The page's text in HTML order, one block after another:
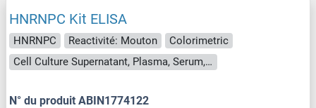
HNRNPC Kit ELISA
HNRNPC Reactivité: Mouton
Colorimetric
Cell Culture Supernatant, Plasma, Serum, Tissue Homogenate
N° du produit ABIN1774122